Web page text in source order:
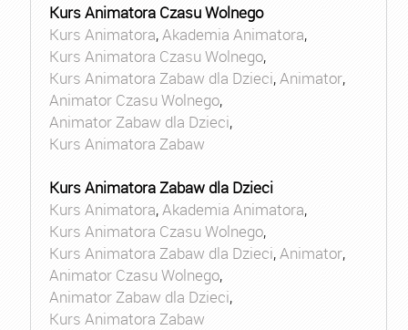
Kurs Animatora Czasu Wolnego
Kurs Animatora,Akademia Animatora,
Kurs Animatora Czasu Wolnego,
Kurs Animatora Zabaw dla Dzieci,Animator,
Animator Czasu Wolnego,
Animator Zabaw dla Dzieci,
Kurs Animatora Zabaw
Kurs Animatora Zabaw dla Dzieci
Kurs Animatora,Akademia Animatora,
Kurs Animatora Czasu Wolnego,
Kurs Animatora Zabaw dla Dzieci,Animator,
Animator Czasu Wolnego,
Animator Zabaw dla Dzieci,
Kurs Animatora Zabaw